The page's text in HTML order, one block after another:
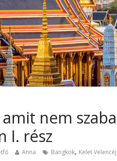
amit nem
I. rész
Anna Bangkok, Kelet